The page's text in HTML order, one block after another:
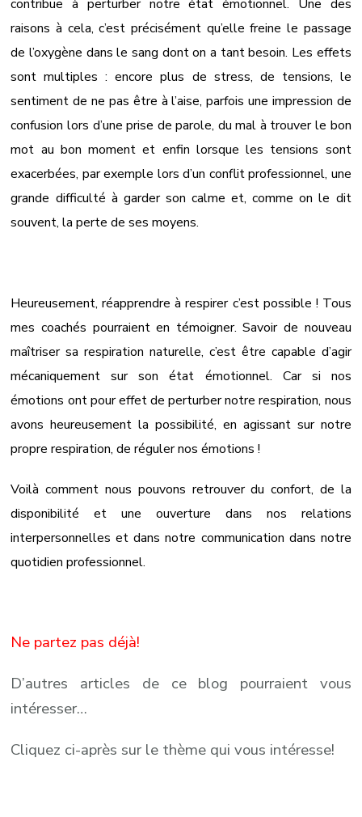
contribue à perturber notre état émotionnel. Une des
raisons à cela, c’est précisément qu’elle freine le passage
de l’oxygène dans le sang dont on a tant besoin. Les effets
sont multiples : encore plus de stress, de tensions, le
sentiment de ne pas être à l’aise, parfois une impression de
confusion lors d’une prise de parole, du mal à trouver le bon
mot au bon moment et enfin lorsque les tensions sont
exacerbées, par exemple lors d’un conflit professionnel, une
grande difficulté à garder son calme et, comme on le dit
souvent, la perte de ses moyens.
Heureusement, réapprendre à respirer c’est possible ! Tous
mes coachés pourraient en témoigner. Savoir de nouveau
maîtriser sa respiration naturelle, c’est être capable d’agir
mécaniquement sur son état émotionnel. Car si nos
émotions ont pour effet de perturber notre respiration, nous
avons heureusement la possibilité, en agissant sur notre
propre respiration, de réguler nos émotions !
Voilà comment nous pouvons retrouver du confort, de la
disponibilité et une ouverture dans nos relations
interpersonnelles et dans notre communication dans notre
quotidien professionnel.
Ne partez pas déjà!
D’autres articles de ce blog pourraient vous
intéresser…
Cliquez ci-après sur le thème qui vous intéresse!